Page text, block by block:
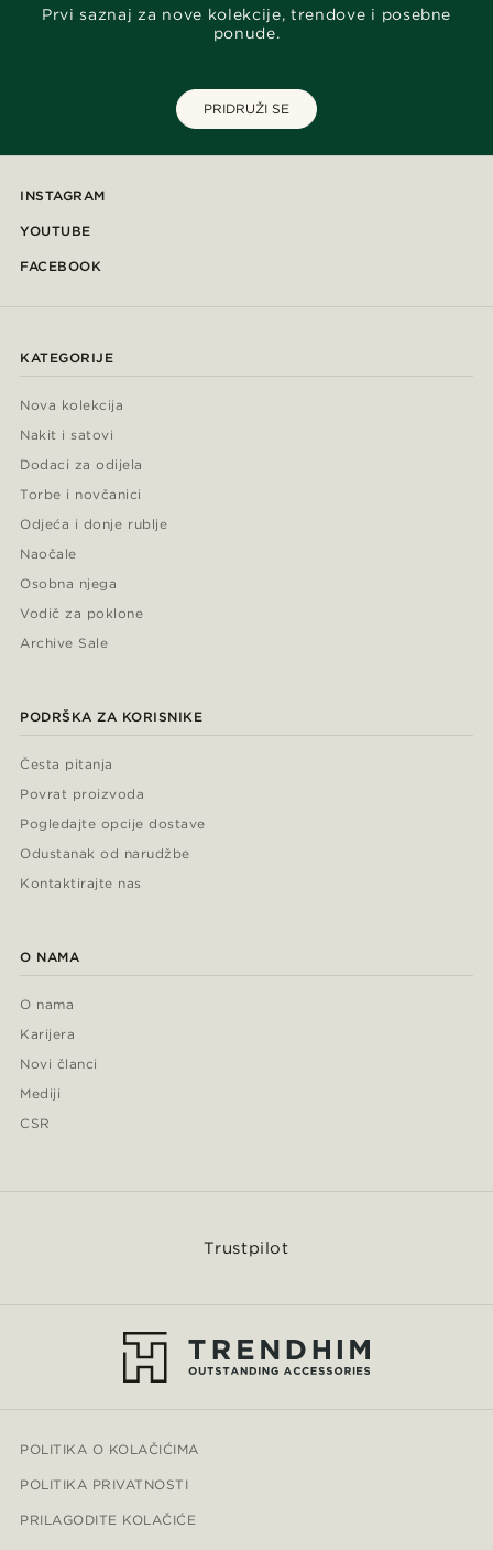
Prvi saznaj za nove kolekcije, trendove i posebne
ponude.
PRIDRUŽI SE
INSTAGRAM
YOUTUBE
FACEBOOK
KATEGORIJE
Nova kolekcija
Nakit i satovi
Dodaci za odijela
Torbe i novčanici
Odjeća i donje rublje
Naočale
Osobna njega
Vodič za poklone
Archive Sale
PODRŠKA ZA KORISNIKE
Česta pitanja
Povrat proizvoda
Pogledajte opcije dostave
Odustanak od narudžbe
Kontaktirajte nas
O NAMA
O nama
Karijera
Novi članci
Mediji
CSR
Trustpilot
POLITIKA O KOLAČIĆIMA
POLITIKA PRIVATNOSTI
PRILAGODITE KOLAČIĆE